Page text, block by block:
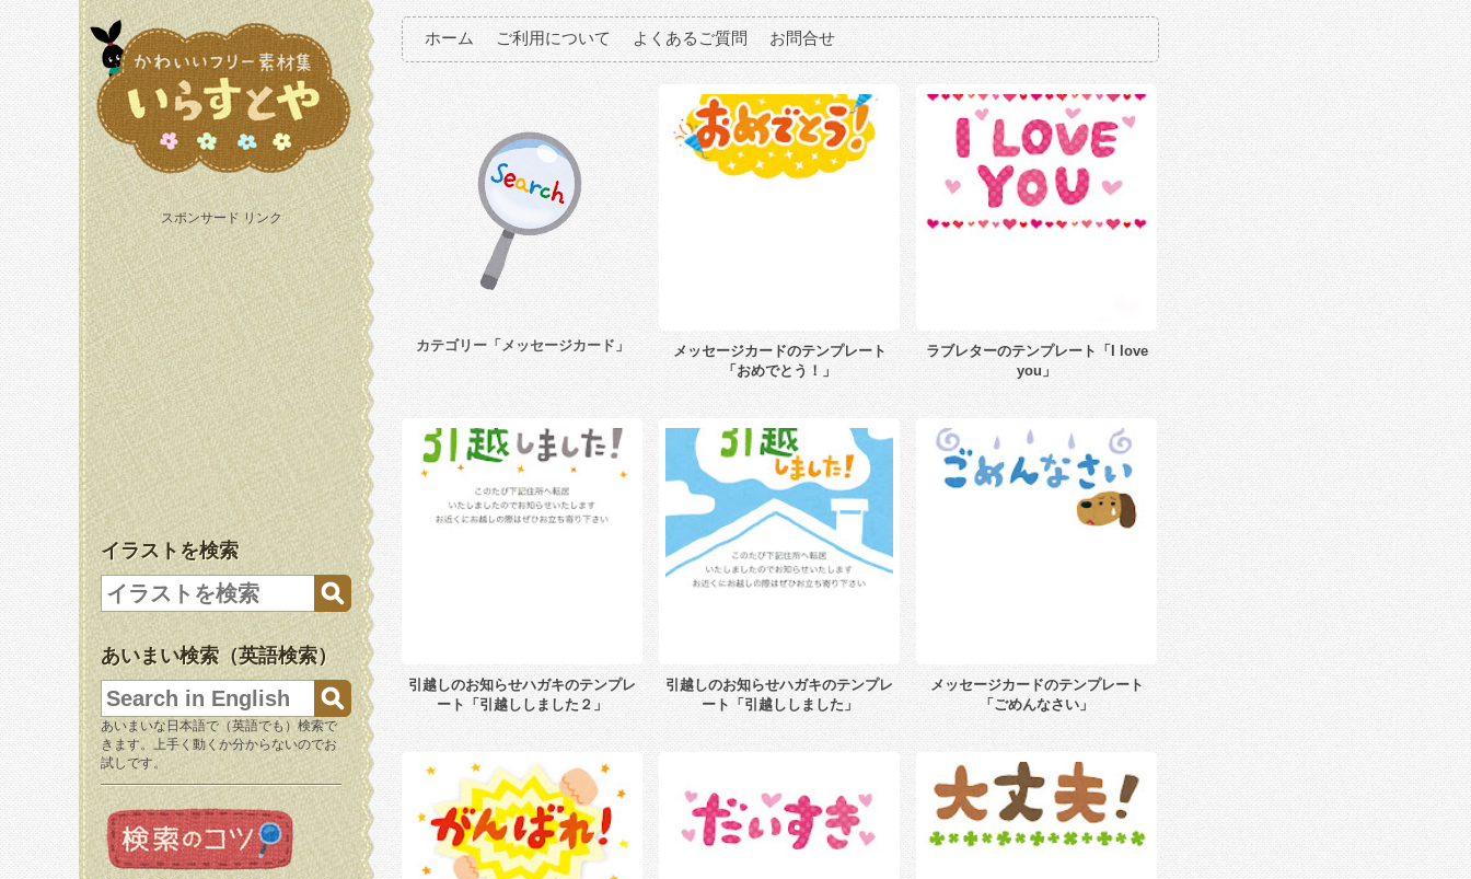
スポンサード リンク
イラストを検索
あいまい検索（英語検索）
あいまいな日本語で（英語でも）検索で
きます。上手く動くか分からないのでお
試しです。
ホーム ご利用について よくあるご質問 お問合せ
カテゴリー「メッセージカード」
メッセージカードのテンプレート
「おめでとう！」
ラブレターのテンプレート「I love
you」
引越しのお知らせハガキのテンプレ
ート「引越ししました２」
引越しのお知らせハガキのテンプレ
ート「引越ししました」
メッセージカードのテンプレート
「ごめんなさい」